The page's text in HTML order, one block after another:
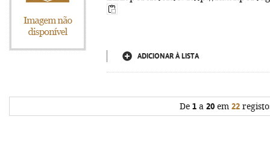
ADICIONAR À LISTA
De 1a 20em 22